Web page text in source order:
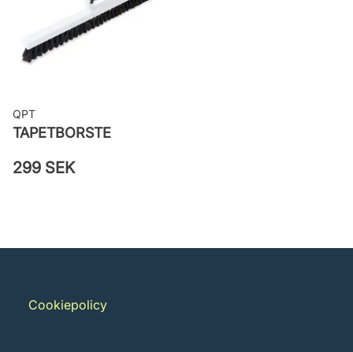
väggen
Leverantörens artikelnummer: 83113
QPT
TAPETBORSTE
299 SEK
Cookiepolicy